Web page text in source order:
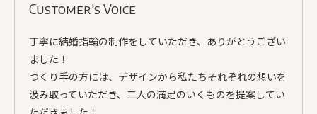
Customer's Voice
丁寧に結婚指輪の制作をしていただき、ありがとうござい
ました！
つくり手の方には、デザインから私たちそれぞれの想いを
汲み取っていただき、二人の満足のいくものを提案してい